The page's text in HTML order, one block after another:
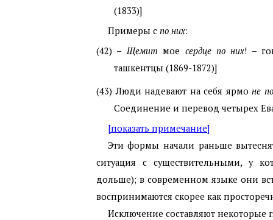
(1833)]
Примеры с по них:
(42) –Щемитмое сердце по них! –
ташкентцы (1869-1872)]
(43)Люди надевают на себя ярмо не
Соединение и перевод четырех
[показать примечание]
Эти формы начали раньше
ситуация с существительными, у
дольше); в современном языке они
воспринимаются скорее как
Исключение составляют некоторые